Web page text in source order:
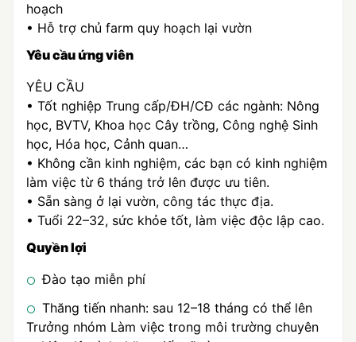
hoạch
• Hỗ trợ chủ farm quy hoạch lại vườn
Yêu cầu ứng viên
YÊU CẦU
• Tốt nghiệp Trung cấp/ĐH/CĐ các ngành: Nông
học, BVTV, Khoa học Cây trồng, Công nghệ Sinh
học, Hóa học, Cảnh quan…
• Không cần kinh nghiệm, các bạn có kinh nghiệm
làm việc từ 6 tháng trở lên được ưu tiên.
• Sẵn sàng ở lại vườn, công tác thực địa.
• Tuổi 22–32, sức khỏe tốt, làm việc độc lập cao.
Quyền lợi
Đào tạo miễn phí
Thăng tiến nhanh: sau 12–18 tháng có thể lên
Trưởng nhóm Làm việc trong môi trường chuyên